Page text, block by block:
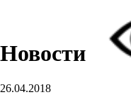
Новости
26.04.2018